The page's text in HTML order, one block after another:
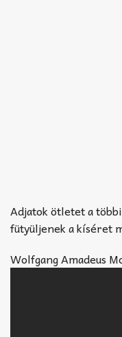
Adjatok ötletet a
fütyüljenek a kíséret
Wolfgang Amadeus